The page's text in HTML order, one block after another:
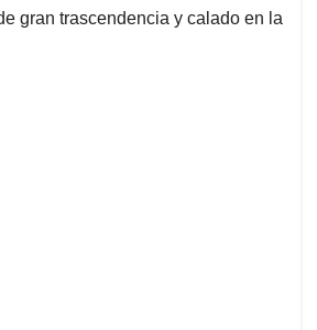
gran trascendencia y calado en la